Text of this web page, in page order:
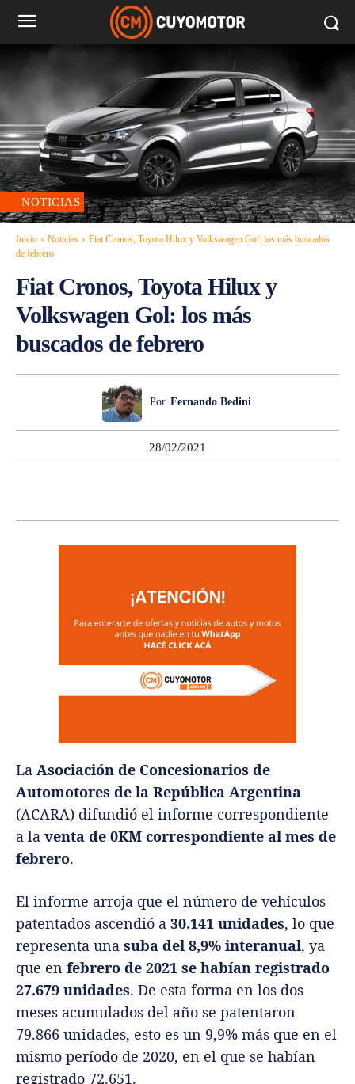
NOTICIAS
Inicio Noticias
Fiat Cronos, Toyota Hilux y Volkswagen Gol: los más buscados
de febrero
Fiat Cronos, Toyota Hilux y
Volkswagen Gol: los más
buscados de febrero
Por Fernando Bedini
28/02/2021
La Asociación de Concesionarios de
Automotores de la República Argentina
(ACARA) difundió el informe correspondiente
a la venta de 0KM correspondiente al mes de
febrero.
El informe arroja que el número de vehículos
patentados ascendió a 30.141 unidades, lo que
representa una suba del 8,9% interanual, ya
que en febrero de 2021 se habían registrado
27.679 unidades. De esta forma en los dos
meses acumulados del año se patentaron
79.866 unidades, esto es un 9,9% más que en el
mismo período de 2020, en el que se habían
registrado 72.651.